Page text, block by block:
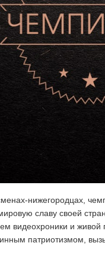
нижегородцах,
славу своей
видеохроники и
патриотизмом,